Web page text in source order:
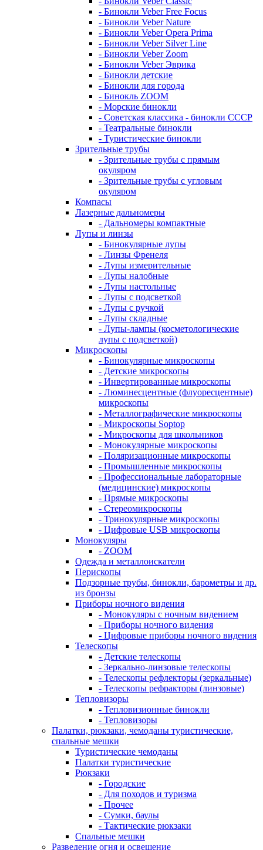
- Бинокли Veber Free Focus
- Бинокли Veber Nature
- Бинокли Veber Opera Prima
- Бинокли Veber Silver Line
- Бинокли Veber Zoom
- Бинокли Veber Эврика
- Бинокли детские
- Бинокли для города
- Бинокль ZOOM
- Морские бинокли
- Советская классика - бинокли СССР
- Театральные бинокли
- Туристические бинокли
Зрительные трубы
- Зрительные трубы с прямым
окуляром
- Зрительные трубы с угловым
окуляром
Компасы
Лазерные дальномеры
- Дальномеры компактные
Лупы и линзы
- Бинокулярные лупы
- Линзы Френеля
- Лупы измерительные
- Лупы налобные
- Лупы настольные
- Лупы с подсветкой
- Лупы с ручкой
- Лупы складные
- Лупы-лампы (косметологические
лупы с подсветкой)
Микроскопы
- Бинокулярные микроскопы
- Детские микроскопы
- Инвертированные микроскопы
- Люминесцентные (флуоресцентные)
микроскопы
- Металлографические микроскопы
- Микроскопы Soptop
- Микроскопы для школьников
- Монокулярные микроскопы
- Поляризационные микроскопы
- Промышленные микроскопы
- Профессиональные лабораторные
(медицинские) микроскопы
- Прямые микроскопы
- Стереомикроскопы
- Тринокулярные микроскопы
- Цифровые USB микроскопы
Монокуляры
- ZOOM
Одежда и металлоискатели
Перископы
Подзорные трубы, бинокли, барометры и др.
из бронзы
Приборы ночного видения
- Монокуляры с ночным видением
- Приборы ночного видения
- Цифровые приборы ночного видения
Телескопы
- Детские телескопы
- Зеркально-линзовые телескопы
- Телескопы рефлекторы (зеркальные)
- Телескопы рефракторы (линзовые)
Тепловизоры
- Тепловизионные бинокли
- Тепловизоры
Палатки, рюкзаки, чемоданы туристические,
спальные мешки
Туристические чемоданы
Палатки туристические
Рюкзаки
- Городские
- Для походов и туризма
- Прочее
- Сумки, баулы
- Тактические рюкзаки
Спальные мешки
Разведение огня и освещение